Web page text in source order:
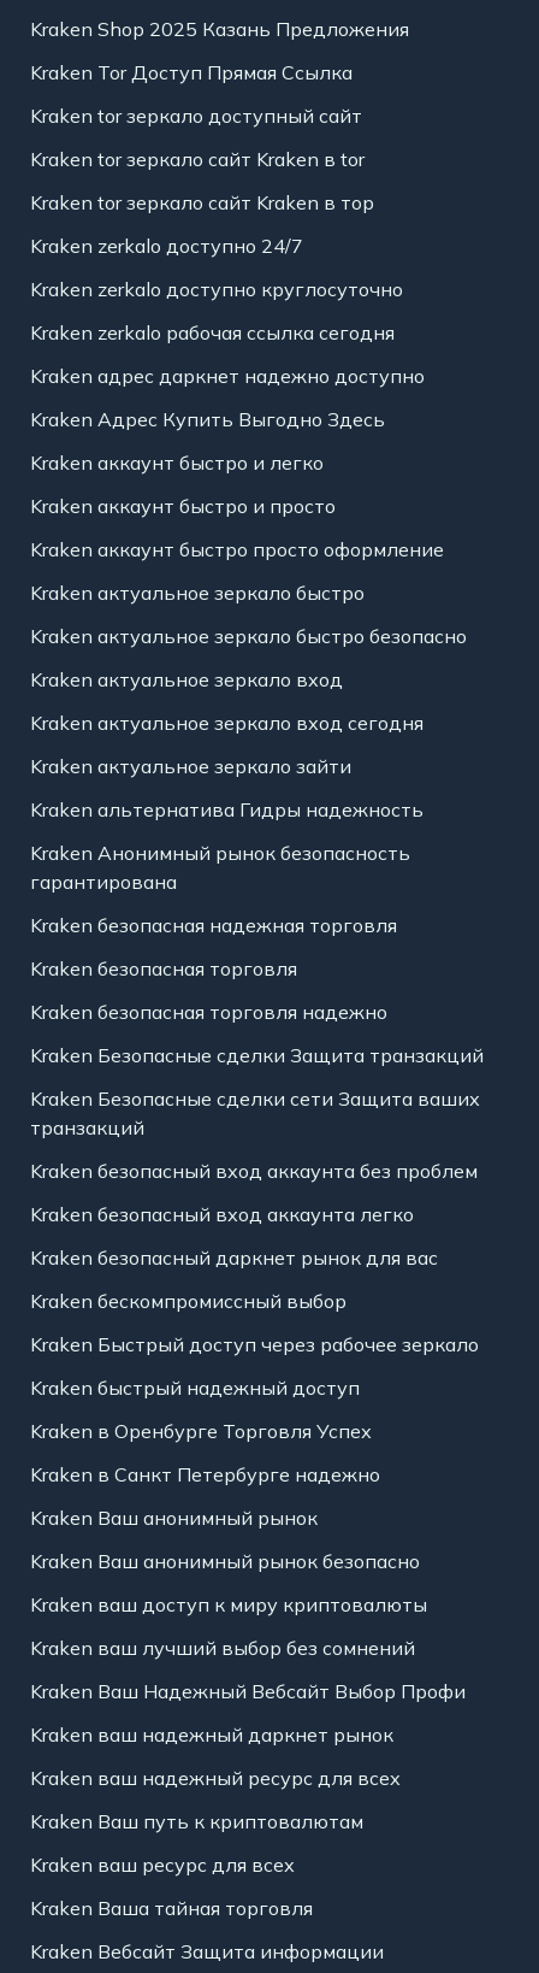
Kraken Shop 2025 Казань Предложения
Kraken Tor Доступ Прямая Ссылка
Kraken tor зеркало доступный сайт
Kraken tor зеркало сайт Kraken в tor
Kraken tor зеркало сайт Kraken в тор
Kraken zerkalo доступно 24/7
Kraken zerkalo доступно круглосуточно
Kraken zerkalo рабочая ссылка сегодня
Kraken адрес даркнет надежно доступно
Kraken Адрес Купить Выгодно Здесь
Kraken аккаунт быстро и легко
Kraken аккаунт быстро и просто
Kraken аккаунт быстро просто оформление
Kraken актуальное зеркало быстро
Kraken актуальное зеркало быстро безопасно
Kraken актуальное зеркало вход
Kraken актуальное зеркало вход сегодня
Kraken актуальное зеркало зайти
Kraken альтернатива Гидры надежность
Kraken Анонимный рынок безопасность
гарантирована
Kraken безопасная надежная торговля
Kraken безопасная торговля
Kraken безопасная торговля надежно
Kraken Безопасные сделки Защита транзакций
Kraken Безопасные сделки сети Защита ваших
транзакций
Kraken безопасный вход аккаунта без проблем
Kraken безопасный вход аккаунта легко
Kraken безопасный даркнет рынок для вас
Kraken бескомпромиссный выбор
Kraken Быстрый доступ через рабочее зеркало
Kraken быстрый надежный доступ
Kraken в Оренбурге Торговля Успех
Kraken в Санкт Петербурге надежно
Kraken Ваш анонимный рынок
Kraken Ваш анонимный рынок безопасно
Kraken ваш доступ к миру криптовалюты
Kraken ваш лучший выбор без сомнений
Kraken Ваш Надежный Вебсайт Выбор Профи
Kraken ваш надежный даркнет рынок
Kraken ваш надежный ресурс для всех
Kraken Ваш путь к криптовалютам
Kraken ваш ресурс для всех
Kraken Ваша тайная торговля
Kraken Вебсайт Защита информации